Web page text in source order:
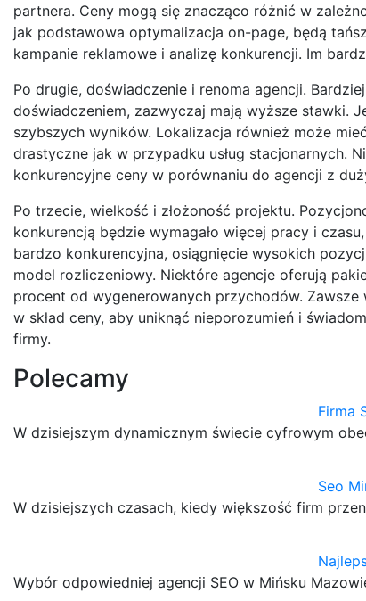
partnera. Ceny mogą się znacząco różnić w
jak podstawowa optymalizacja on-page, będą
kampanie reklamowe i analizę konkurencji. Im
Po drugie, doświadczenie i renoma agencji.
doświadczeniem, zazwyczaj mają wyższe stawki.
szybszych wyników. Lokalizacja również może
drastyczne jak w przypadku usług stacjonarnych.
konkurencyjne ceny w porównaniu do agencji z
Po trzecie, wielkość i złożoność projektu.
konkurencją będzie wymagało więcej pracy i
bardzo konkurencyjna, osiągnięcie wysokich
model rozliczeniowy. Niektóre agencje oferują
procent od wygenerowanych przychodów.
w skład ceny, aby uniknąć nieporozumień i
firmy.
Polecamy
Firma
W dzisiejszym dynamicznym świecie cyfrowym
Seo
W dzisiejszych czasach, kiedy większość firm
Wybór odpowiedniej agencji SEO w Mińsku